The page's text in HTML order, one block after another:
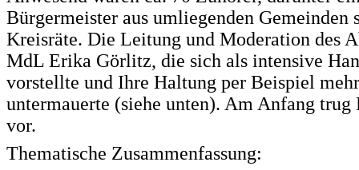
Bürgermeister aus umliegenden Gemeinden
Kreisräte. Die Leitung und Moderation des
MdL Erika Görlitz, die sich als intensive
vorstellte und Ihre Haltung per Beispiel
untermauerte (siehe unten). Am Anfang trug
vor.
Thematische Zusammenfassung: